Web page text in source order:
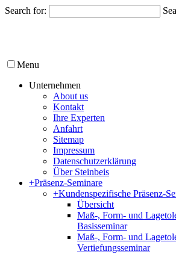
Search for:
Menu
Unternehmen
About us
Kontakt
Ihre Experten
Anfahrt
Sitemap
Impressum
Datenschutzerklärung
Über Steinbeis
+Präsenz-Seminare
+Kundenspezifische Präsenz-
Übersicht
Maß-, Form- und
Basisseminar
Maß-, Form- und
Vertiefungsseminar